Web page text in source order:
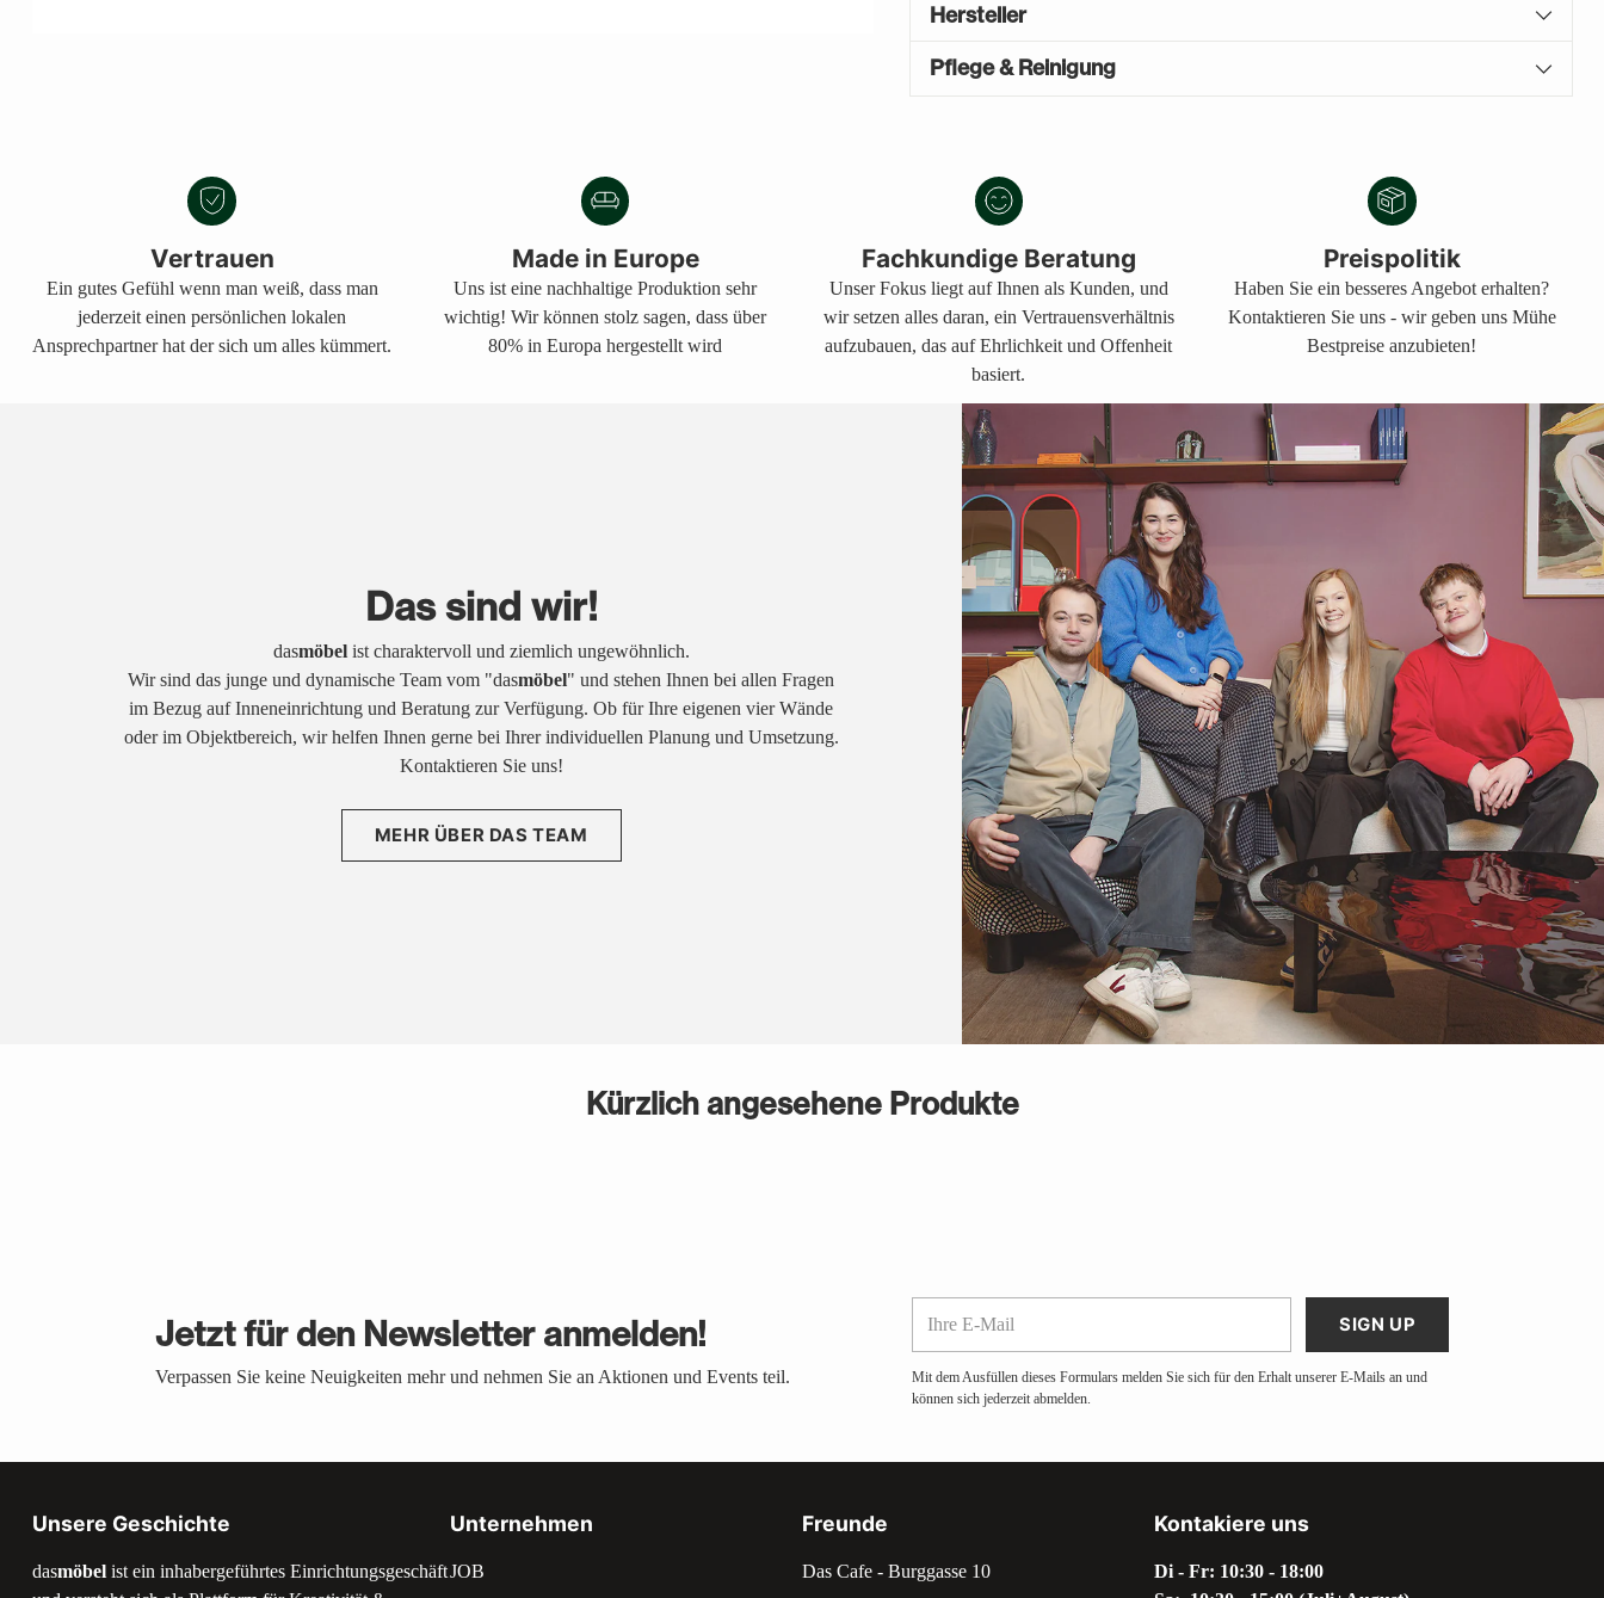
Hersteller
Pflege & Reinigung
R
K
A
U
Warenkorb
legen
Vertrauen
Ein gutes Gefühl wenn man weiß, dass man
jederzeit einen persönlichen lokalen
Ansprechpartner hat der sich um alles kümmert.
Made in Europe
Uns ist eine nachhaltige Produktion sehr
wichtig! Wir können stolz sagen, dass über
80% in Europa hergestellt wird
Fachkundige Beratung
Unser Fokus liegt auf Ihnen als Kunden, und
wir setzen alles daran, ein Vertrauensverhältnis
aufzubauen, das auf Ehrlichkeit und Offenheit
basiert.
Preispolitik
Haben Sie ein besseres Angebot erhalten?
Kontaktieren Sie uns - wir geben uns Mühe
Bestpreise anzubieten!
Das sind wir!
dasmöbelist charaktervoll und ziemlich ungewöhnlich.
Wir sind das junge und dynamische Team vom "dasmöbel" und stehen Ihnen bei allen Fragen
im Bezug auf Inneneinrichtung und Beratung zur Verfügung. Ob für Ihre eigenen vier Wände
oder im Objektbereich, wir helfen Ihnen gerne bei Ihrer individuellen Planung und Umsetzung.
Kontaktieren Sie uns!
MEHR ÜBER DAS TEAM
Kürzlich angesehene Produkte
Jetzt für den Newsletter anmelden!
Verpassen Sie keine Neuigkeiten mehr und nehmen Sie an Aktionen und Events teil.
Mail
SIGN UP
Mit dem Ausfüllen dieses Formulars melden Sie sich für den Erhalt unserer E-Mails an und
können sich jederzeit abmelden.
Unsere Geschichte
dasmöbel ist ein inhabergeführtes Einrichtungsgeschäft
Unternehmen
JOB
Freunde
Das Cafe - Burggasse 10
Kontakiere uns
Di - Fr: 10:30 - 18:00